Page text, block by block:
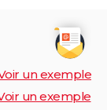
un exemple
un exemple